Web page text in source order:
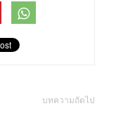
บทความถัดไป